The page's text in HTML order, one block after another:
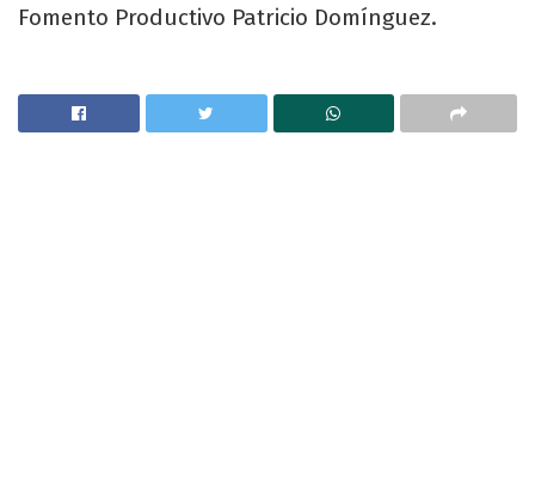
Fomento Productivo Patricio Domínguez.